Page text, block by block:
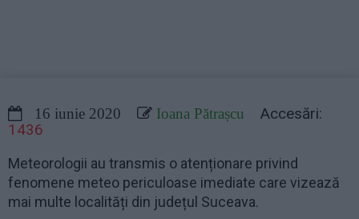
16 iunie 2020 Ioana Pătrașcu
Accesări:
1436
Meteorologii au transmis o atenționare privind
fenomene meteo periculoase imediate care vizează
mai multe localități din județul Suceava.